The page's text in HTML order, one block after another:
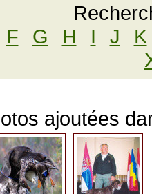
F G H I J
K
ajoutées